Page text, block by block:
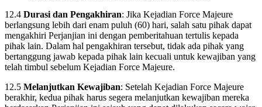
12.4 Durasi dan Pengakhiran: Jika Kejadian Force Majeure
berlangsung lebih dari enam puluh (60) hari, salah satu pihak dapat
mengakhiri Perjanjian ini dengan pemberitahuan tertulis kepada
pihak lain. Dalam hal pengakhiran tersebut, tidak ada pihak yang
bertanggung jawab kepada pihak lain kecuali untuk kewajiban yang
telah timbul sebelum Kejadian Force Majeure.
12.5 Melanjutkan Kewajiban: Setelah Kejadian Force Majeure
berakhir, kedua pihak harus segera melanjutkan kewajiban mereka